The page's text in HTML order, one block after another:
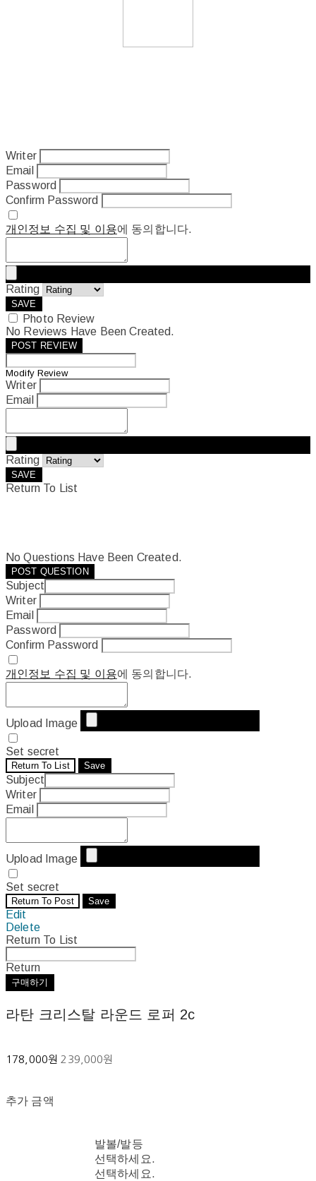
Writer
Email
Password
Confirm Password
개인정보 수집 및 이용에 동의합니다.
Rating
SAVE
Photo Review
No Reviews Have Been Created.
POST REVIEW
Modify Review
Writer
Email
Rating
SAVE
Return To List
No Questions Have Been Created.
POST QUESTION
Subject
Writer
Email
Password
Confirm Password
개인정보 수집 및 이용에 동의합니다.
Upload Image
Set secret
Return To List Save
Subject
Writer
Email
Upload Image
Set secret
Return To Post Save
Edit
Delete
Return To List
Return
구매하기
라탄 크리스탈 라운드 로퍼 2c
178,000원 239,000원
추가 금액
발볼/발등
선택하세요.
선택하세요.